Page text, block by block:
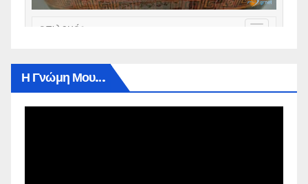
Η Γνώμη Μου…